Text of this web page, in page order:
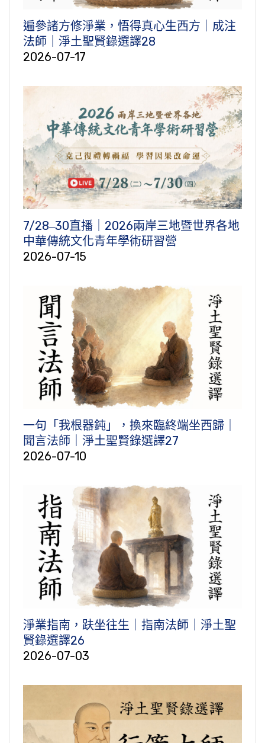
遍參諸方修淨業，悟得真心生西方｜成注
法師｜淨土聖賢錄選譯28
2026-07-17
7/28‒30直播｜2026兩岸三地暨世界各地
中華傳統文化青年學術研習營
2026-07-15
一句「我根器鈍」，換來臨終端坐西歸｜
聞言法師｜淨土聖賢錄選譯27
2026-07-10
淨業指南，趺坐往生｜指南法師｜淨土聖
賢錄選譯26
2026-07-03